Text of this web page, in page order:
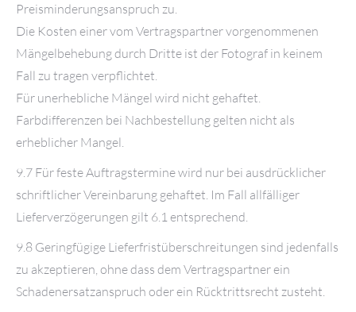
Preisminderungsanspruch zu.
Die Kosten einer vom Vertragspartner vorgenommenen
Mängelbehebung durch Dritte ist der Fotograf in keinem
Fall zu tragen verpflichtet.
Für unerhebliche Mängel wird nicht gehaftet.
Farbdifferenzen bei Nachbestellung gelten nicht als
erheblicher Mangel.
9.7 Für feste Auftragstermine wird nur bei ausdrücklicher
schriftlicher Vereinbarung gehaftet. Im Fall allfälliger
Lieferverzögerungen gilt 6.1 entsprechend.
9.8 Geringfügige Lieferfristüberschreitungen sind jedenfalls
zu akzeptieren, ohne dass dem Vertragspartner ein
Schadenersatzanspruch oder ein Rücktrittsrecht zusteht.